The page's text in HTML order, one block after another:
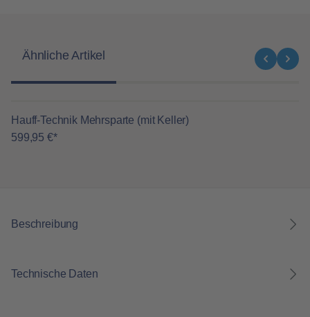
Ähnliche Artikel
Hauff-Technik Mehrsparte (mit Keller)
599,95 €*
Beschreibung
Technische Daten